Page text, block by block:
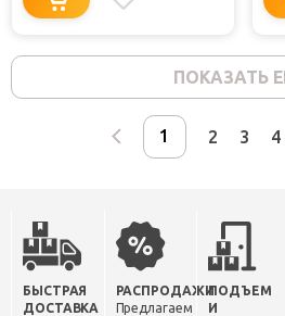
ПОКАЗАТЬ
2 3 4
БЫСТРАЯ
ДОСТАВКА
РАСПРОДАЖИ
Предлагаем
ПОДЪЕМ
И